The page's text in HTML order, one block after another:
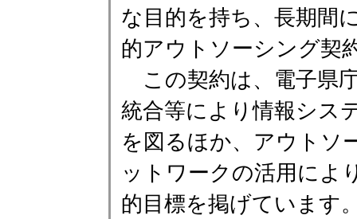
な目的を持ち、長期間
的アウトソーシング契
この契約は、電子県
統合等により情報シス
を図るほか、アウトソ
ットワークの活用によ
的目標を掲げています